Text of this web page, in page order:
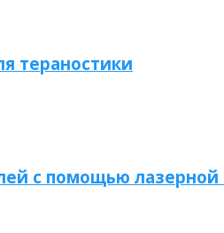
тераностики
с помощью лазерной